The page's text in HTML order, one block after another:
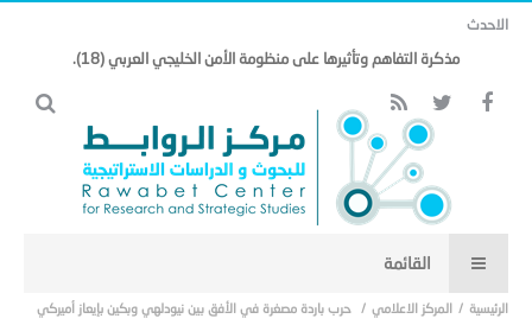
الاحدث
مذكرة التفاهم وتأثيرها على منظومة الأمن الخليجي العربي (18).
المركز الاعلامي حرب باردة مصغرة في الأفق بين نيودلهي وبكين بإيعاز أميركي